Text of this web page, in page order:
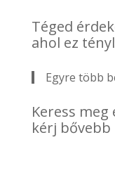
Téged
ahol ez
Egyre több
Keress
kérj